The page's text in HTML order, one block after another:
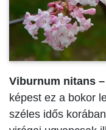
Viburnum nitans
képest ez a bokor
széles idős